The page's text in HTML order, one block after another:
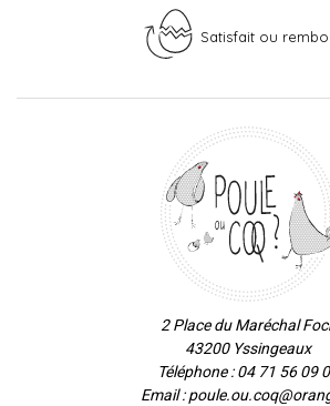
Satisfait ou
2 Place du Maréchal
43200 Yssingeaux
Téléphone : 04 71 56 09
Email :